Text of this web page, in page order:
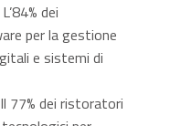
dei
per la gestione
e sistemi di
77% dei ristoratori